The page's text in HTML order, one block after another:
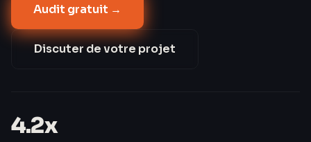
Score moyen de 7,8/10 — soit un CPC réduit de 38 %
par rapport au marché.
Audit gratuit →
Discuter de votre projet
4.2x